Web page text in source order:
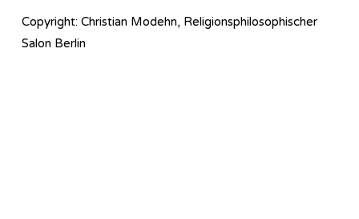
Copyright: Christian Modehn, Religionsphilosophischer
Salon Berlin